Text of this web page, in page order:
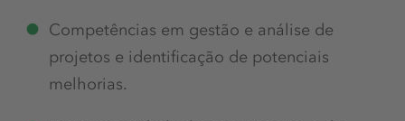
Competências em gestão e análise de
projetos e identificação de potenciais
melhorias.